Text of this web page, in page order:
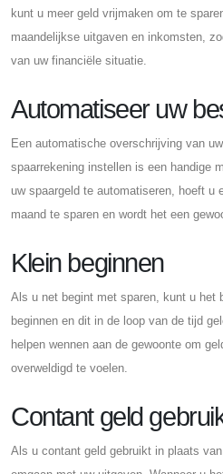
kunt u meer geld vrijmaken om te
maandelijkse uitgaven en inkomsten,
van uw financiële situatie.
Automatiseer uw
Een automatische overschrijving van
spaarrekening instellen is een handige
uw spaargeld te automatiseren, hoeft u
maand te sparen en wordt het een
Klein beginnen
Als u net begint met sparen, kunt u het
beginnen en dit in de loop van de tijd
helpen wennen aan de gewoonte om
overweldigd te voelen.
Contant geld
Als u contant geld gebruikt in plaats